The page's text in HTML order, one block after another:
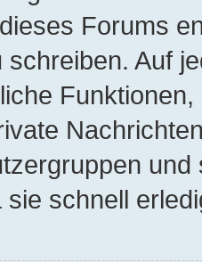
Forums
schreiben. Auf
sie schnell